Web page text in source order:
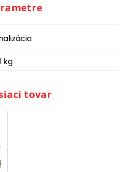
kg
tovar